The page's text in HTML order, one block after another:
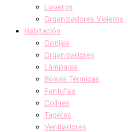
Llaveros
Organizadores Viajeros
Hábitación
Cobijas
Organizadores
Lámparas
Bolsas Térmicas
Pantuflas
Cojines
Tapetes
Ventiladores